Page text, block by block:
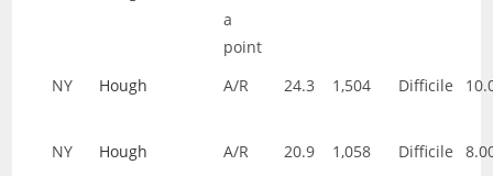
a
point
NY Hough A/R 24.3 1,504 Difficile
NY Hough A/R 20.9 1,058 Difficile